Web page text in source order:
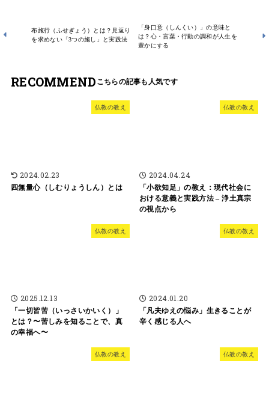
布施行（ふせぎょう）とは？見返り
を求めない「3つの施し」と実践法
「身口意（しんくい）」の意味と
は？心・言葉・行動の調和が人生を
豊かにする
RECOMMEND
仏教の教え
2024.02.23
四無量心（しむりょうしん）とは
仏教の教え
2024.04.24
「小欲知足」の教え：現代社会に
おける意義と実践方法 – 浄土真宗
の視点から
仏教の教え
2025.12.13
「一切皆苦（いっさいかいく）」
とは？〜苦しみを知ることで、真
の幸福へ〜
仏教の教え
2024.01.20
「凡夫ゆえの悩み」生きることが
辛く感じる人へ
仏教の教え 仏教の教え